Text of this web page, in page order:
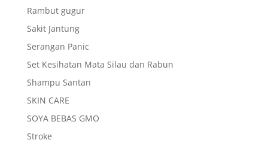
Rambut gugur
Sakit Jantung
Serangan Panic
Set Kesihatan Mata Silau dan Rabun
Shampu Santan
SKIN CARE
SOYA BEBAS GMO
Stroke